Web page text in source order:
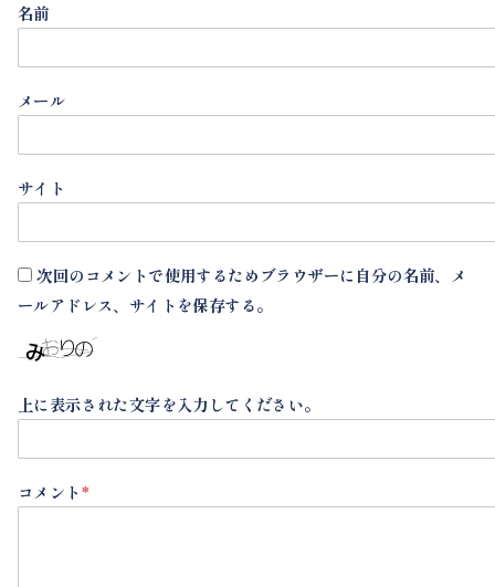
名前
メール
サイト
次回のコメントで使用するためブラウザーに自分の名前、メ
ールアドレス、サイトを保存する。
上に表示された文字を入力してください。
コメント*